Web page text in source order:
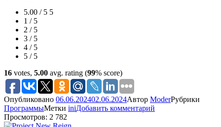
5.00 / 5 5
1 / 5
2 / 5
3 / 5
4 / 5
5 / 5
16 votes, 5.00 avg. rating (99% score)
Опубликовано 06.06.202402.06.2024Автор ModerРубрики
ПрограммыМетки iniДобавить комментарий
Просмотров: 2 782